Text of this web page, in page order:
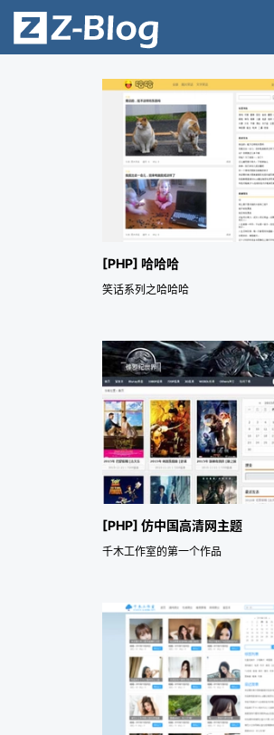
[PHP] 哈哈哈
笑话系列之哈哈哈
[PHP] 仿中国高清网主题
千木工作室的第一个作品